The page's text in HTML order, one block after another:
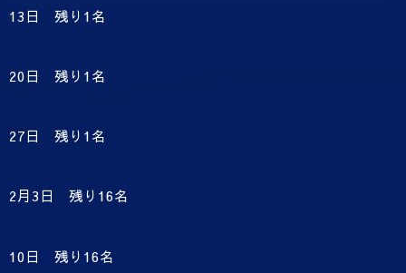
13日 残り1名
20日 残り1名
27日 残り1名
2月3日 残り16名
10日 残り16名